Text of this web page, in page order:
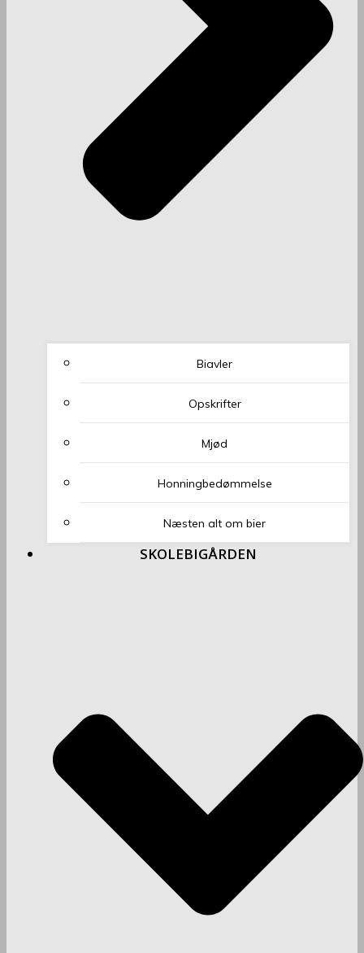
Biavler
Opskrifter
Mjød
Honningbedømmelse
Næsten alt om bier
SKOLEBIGÅRDEN